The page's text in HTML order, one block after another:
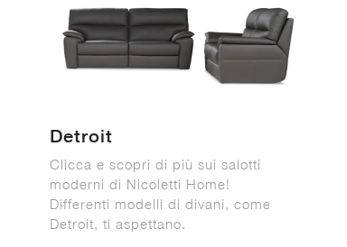
Detroit
Clicca e scopri di più sui salotti
moderni di Nicoletti Home!
Differenti modelli di divani, come
Detroit, ti aspettano.